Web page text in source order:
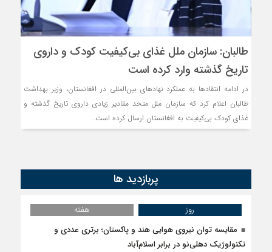
طالبان: سازمان ملل غذای بی‌کیفیت کودک و داروی
تاریخ گذشته وارد کرده است
در ادامه انتقادها به عملکرد نهادهای بین‌المللی در افغانستان، وزیر بهداشت
طالبان اعلام کرد که سازمان ملل متحد مقادیر زیادی داروی تاریخ گذشته و
غذای کودک بی‌کیفیت به افغانستان ارسال کرده است.
پربازدید ها
روز
هفته
مقایسه توان نیروی هوایی هند و پاکستان؛ برتری عددی و
تکنولوژیک دهلی‌نو در برابر اسلام‌آباد